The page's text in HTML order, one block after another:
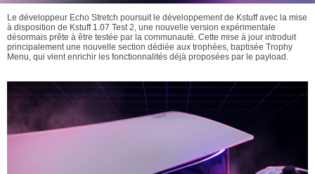
Le développeur Echo Stretch poursuit le développement de Kstuff avec la mise
à disposition de Kstuff 1.07 Test 2, une nouvelle version expérimentale
désormais prête à être testée par la communauté. Cette mise à jour introduit
principalement une nouvelle section dédiée aux trophées, baptisée Trophy
Menu, qui vient enrichir les fonctionnalités déjà proposées par le payload.